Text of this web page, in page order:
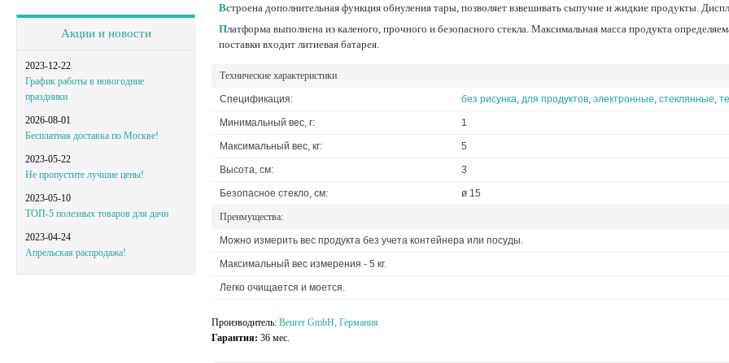
Акции и новости
2023-12-22
График работы в новогодние
праздники
2026-08-01
Бесплатная доставка по Москве!
2023-05-22
Не пропустите лучшие цены!
2023-05-10
ТОП-5 полезных товаров для дачи
2023-04-24
Апрельская распродажа!
Встроена дополнительная функция обнуления тары, позволяет взвешивать сыпучие и жидкие продукты.
Платформа выполнена из каленого, прочного и безопасного стекла. Максимальная масса продукта определяемая весами — 5 кг. Погрешность измерений составляет 1г. В комплект
поставки входит литиевая батарея.
Технические характеристики
Спецификация: без рисунка для продуктов электронные стеклянные
Минимальный вес, г: 1
Максимальный вес, кг: 5
Высота, см: 3
Безопасное стекло, см: ø 15
Преимущества:
Можно измерить вес продукта без учета контейнера или посуды.
Максимальный вес измерения - 5 кг.
Легко очищается и моется.
Производитель: Beurer GmbH, Германия
Гарантия: 36 мес.